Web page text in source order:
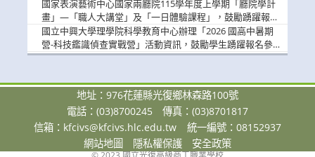
國家表演藝術中心國家兩廳院115學年度上學期「廳院學計
畫」—「職人大講堂」及「一日體驗課程」，鼓勵踴躍報名
參與。
國立中興大學理學院科學教育中心辦理「2026 國高中暑期
營-科技鑑識偵查實戰營」活動資訊，鼓勵學生踴躍報名參
加。
地址：976花蓮縣光復鄉林森路100號
電話：(03)8700245
傳真：(03)8701817
信箱： kfcivs@kfcivs.hlc.edu.tw
統一編號：08152937
網站地圖
隱私權保護 安全政策